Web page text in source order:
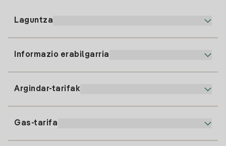
Laguntza
91 919 52 73
clientes@tuiberdrola.es
Informazio erabilgarria
Argindar-tarifak
Gas-tarifa